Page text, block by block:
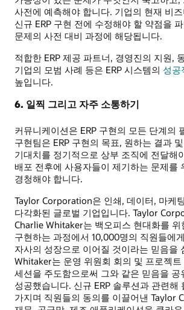
사전에 예측해야 합니다. 기업의 현재 비
신규 ERP 구현 전에 수정해야 할 약점을
문제의 사전 대비 과정에 해당됩니다.
적합한 ERP 제공 파트너, 경영진의 지원,
기업의 모범 사례 등은 ERP 시스템의 성공
높입니다.
6. 일찍 그리고 자주 소통하기
커뮤니케이션은 ERP 구현의 모든 단계의
구현팀은 ERP 구현의 목표, 원하는 결과
기대치를 정기적으로 상부 조직에 전달해
배포 전후에 사용자들이 제기하는 문제를
경청해야 합니다.
Taylor Corporation은 인쇄, 데이터, 마케
다각화된 글로벌 기업입니다. Taylor
Charlie Whitaker는 백오피스 현대화를 위
구현하는 과정에서 10,000명의 직원들에
자사의 성장으로 이어질 것이라는 믿음을
Whitaker는 운영 위원회 회의 및 프로젝
세션을 주도함으로써 그와 같은 믿음을 공
성공했습니다. 신규 ERP 솔루션과 관련해
가지며 직원들의 동의를 이끌어낸 Taylor